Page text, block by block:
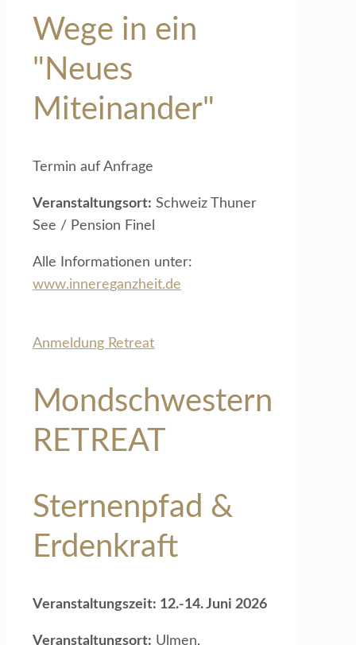
Wege in ein
"Neues
Miteinander"
Termin auf Anfrage
Veranstaltungsort: Schweiz Thuner
See / Pension Finel
Alle Informationen unter:
www.innereganzheit.de
Anmeldung Retreat
Mondschwestern
RETREAT
Sternenpfad &
Erdenkraft
Veranstaltungszeit: 12.-14. Juni 2026
Veranstaltungsort: Ulmen,